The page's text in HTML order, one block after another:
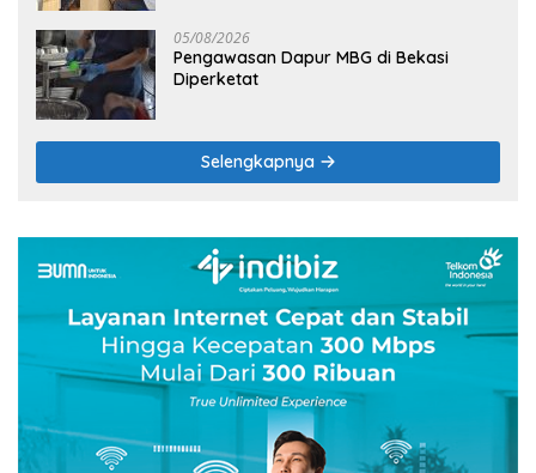
05/08/2026
Pengawasan Dapur MBG di Bekasi
Diperketat
Selengkapnya